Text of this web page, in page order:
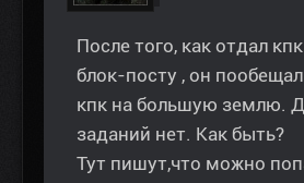
После того, как отдал
блок-посту , он
кпк на большую землю.
заданий нет. Как быть?
Тут пишут,что можно